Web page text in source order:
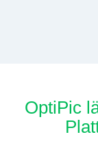
OptiPic